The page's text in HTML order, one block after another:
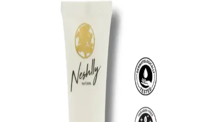
hassas ciltlere uygun etkili bakım kremi hakkında kapsamlı bilgi
Hidrasyon Sağlayan Göz Kremleri: Cilt Sağlığını
Destekleyen Etkili Ürünler
Hidrasyon sağlayan göz kremleri, hyaruronik asit ve peptitler
içererek ciltteki su seviyesini artırır, yaşlanma belirtilerini hafifletir ve
göz çevresine sağlıklı bir görünüm kazandırır.
Kırışıklık Karşıtı Göz Serumu: Hassas Ciltler İçin